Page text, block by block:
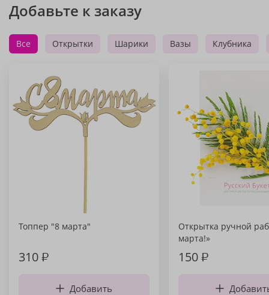
Добавьте к заказу
Все Открытки Шарики Вазы Клубника
Топпер "8 марта"
310₽
Добавить
Открытка ручной
марта!»
150₽